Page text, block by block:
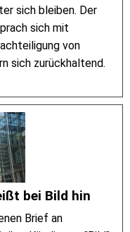
sich bleiben. Der
sich mit
von
sich zurückhaltend.
bei Bild hin
Brief an